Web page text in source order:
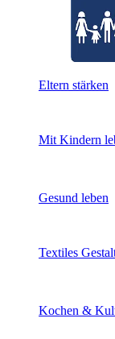
Eltern stärken
Mit Kindern
Gesund leben
Textiles
Kochen &